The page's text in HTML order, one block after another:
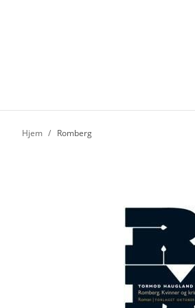
Hjem Romberg